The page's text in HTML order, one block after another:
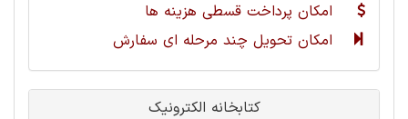
امکان پرداخت قسطی هزینه ها
امکان تحویل چند مرحله ای سفارش
کتابخانه الکترونیک